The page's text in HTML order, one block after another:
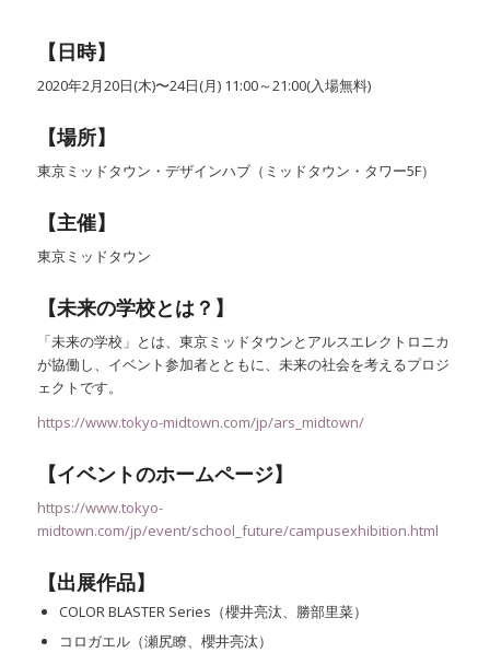
【日時】
2020年2月20日(木)〜24日(月) 11:00～21:00(入場無料)
【場所】
東京ミッドタウン・デザインハブ（ミッドタウン・タワー5F）
【主催】
東京ミッドタウン
【未来の学校とは？】
「未来の学校」とは、東京ミッドタウンとアルスエレクトロニカ
が協働し、イベント参加者とともに、未来の社会を考えるプロジ
ェクトです。
https://www.tokyo-midtown.com/jp/ars_midtown/
【イベントのホームページ】
https://www.tokyo-
midtown.com/jp/event/school_future/campusexhibition.html
【出展作品】
COLOR BLASTER Series（櫻井亮汰、勝部里菜）
コロガエル（瀬尻瞭、櫻井亮汰）